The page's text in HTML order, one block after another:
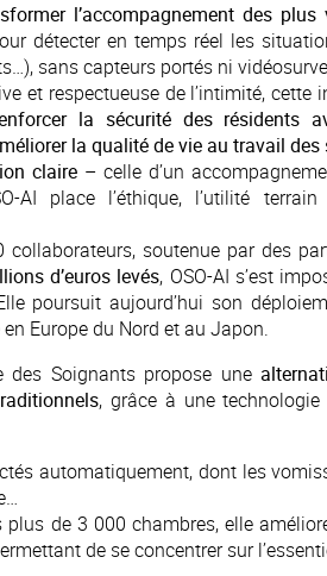
l’accompagnement des
détecter en temps réel les
sans capteurs portés ni
et respectueuse de l’intimité, cette
la sécurité des résidents
la qualité de vie au travail
claire – celle d’un
AI place l’éthique, l’utilité
collaborateurs, soutenue par des
d’euros levés, OSO-AI s’est
poursuit aujourd’hui son
Europe du Nord et au Japon.
des Soignants propose une
, grâce à une
automatiquement, dont les
plus de 3 000 chambres, elle
de se concentrer sur